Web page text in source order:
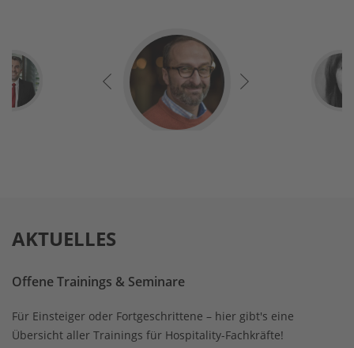
AKTUELLES
Offene Trainings & Seminare
Für Einsteiger oder Fortgeschrittene – hier gibt's eine
Übersicht aller Trainings für Hospitality-Fachkräfte!